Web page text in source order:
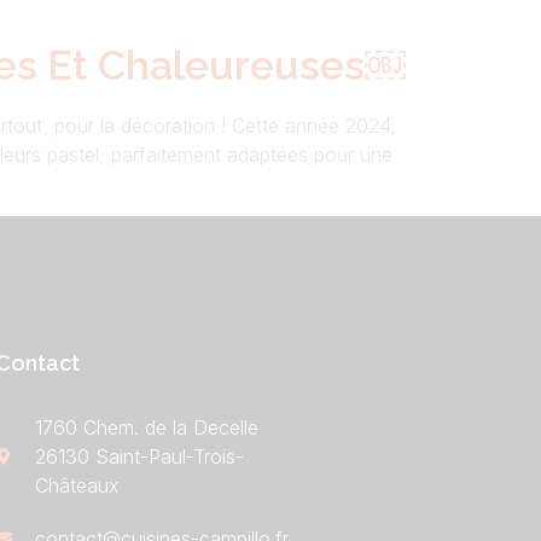
Et Chaleureuses￼
pour la décoration ! Cette année 2024,
pastel, parfaitement adaptées pour une
1760 Chem. de la Decelle
26130 Saint-Paul-Trois-
Châteaux